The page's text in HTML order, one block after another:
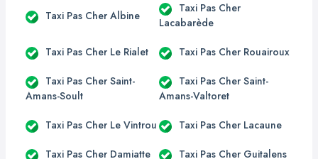
Taxi Pas Cher Albine
Taxi Pas Cher
Lacabarède
Taxi Pas Cher Le Rialet Taxi Pas Cher Rouairoux
Taxi Pas Cher Saint-
Amans-Soult
Taxi Pas Cher Saint-
Amans-Valtoret
Taxi Pas Cher Le Vintrou Taxi Pas Cher Lacaune
Taxi Pas Cher Damiatte Taxi Pas Cher Guitalens